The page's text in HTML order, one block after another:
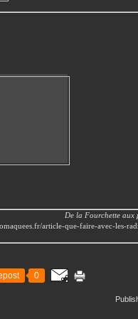
De la Fourchette aux
article-que-faire-avec-les-
0